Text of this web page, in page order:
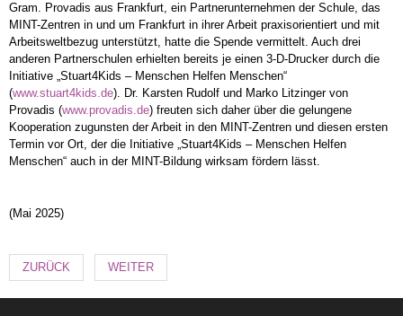
Gram. Provadis aus Frankfurt, ein Partnerunternehmen der Schule, das
MINT-Zentren in und um Frankfurt in ihrer Arbeit praxisorientiert und mit
Arbeitsweltbezug unterstützt, hatte die Spende vermittelt. Auch drei
anderen Partnerschulen erhielten bereits je einen 3-D-Drucker durch die
Initiative „Stuart4Kids – Menschen Helfen Menschen“
(www.stuart4kids.de). Dr. Karsten Rudolf und Marko Litzinger von
Provadis (www.provadis.de) freuten sich daher über die gelungene
Kooperation zugunsten der Arbeit in den MINT-Zentren und diesen ersten
Termin vor Ort, der die Initiative „Stuart4Kids – Menschen Helfen
Menschen“ auch in der MINT-Bildung wirksam fördern lässt.
(Mai 2025)
ZURÜCK WEITER